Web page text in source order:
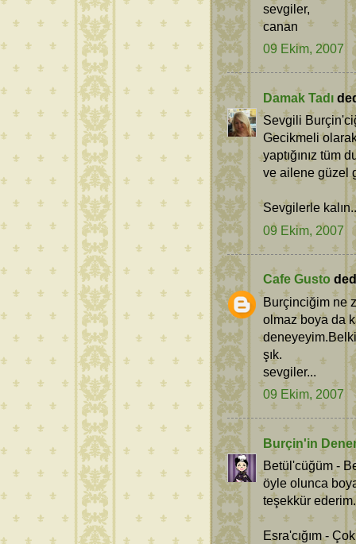
sevgiler,
canan
09 Ekim, 2007
Damak Tadı
Sevgili
Gecikmeli
yaptığınız tüm
ve ailene güzel
Sevgilerle kalın..
09 Ekim, 2007
Cafe Gusto
Burçinciğim ne
olmaz boya da
şık.
sevgiler...
09 Ekim, 2007
Burçin'in
Betül'cüğüm -
öyle olunca
teşekkür ederim.
Esra'cığım -